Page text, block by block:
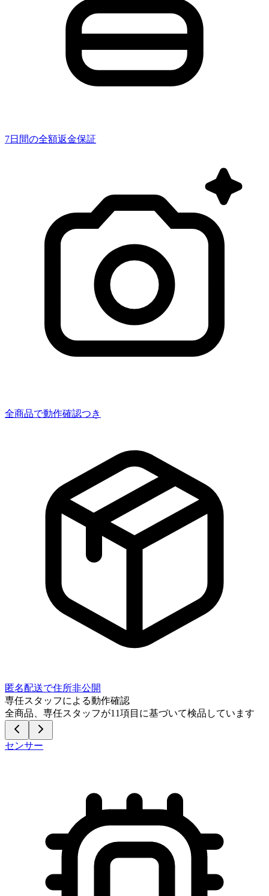
7日間の全額返金保証
全商品で動作確認つき
匿名配送で住所非公開
専任スタッフによる動作確認
全商品、専任スタッフが11項目に基づいて検品しています
センサー